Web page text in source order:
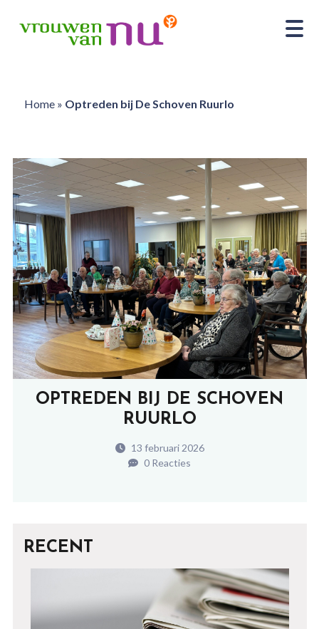
Home» Optreden bij De Schoven Ruurlo
OPTREDEN BIJ DE SCHOVEN
RUURLO
13 februari 2026
0 Reacties
RECENT